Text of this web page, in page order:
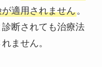
適用されません。
断されても治療法
ません。